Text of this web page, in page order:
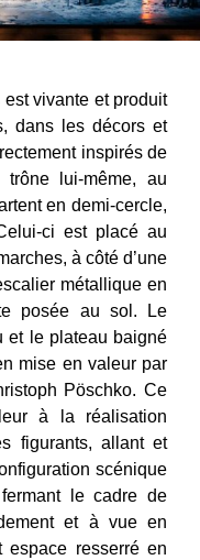
est vivante et produit
dans les décors et
inspirés de
lui-même, au
en demi-cercle,
ci est placé au
à côté d’une
métallique en
posée au sol. Le
et le plateau baigné
mise en valeur par
Pöschko. Ce
à la réalisation
figurants, allant et
scénique
le cadre de
et à vue en
espace resserré en